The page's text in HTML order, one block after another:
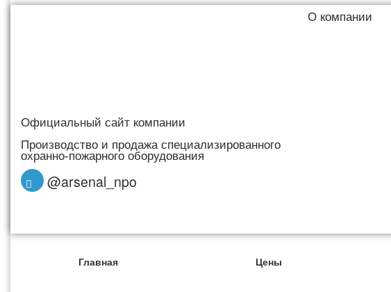
О компании
Официальный сайт компании
Производство и продажа специализированного
охранно-пожарного оборудования
@arsenal_npo
Главная Цены